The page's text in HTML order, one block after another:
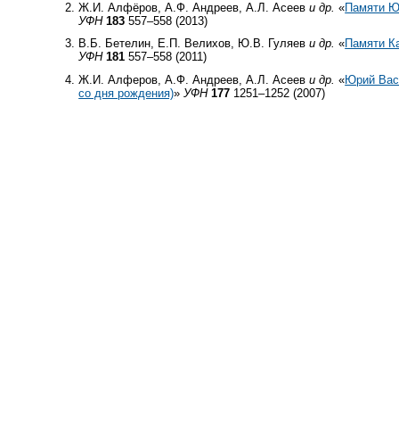
Ж.И. Алфёров, А.Ф. Андреев, А.Л. Асееви др. «Памяти
УФН 183 557–558 (2013)
В.Б. Бетелин, Е.П. Велихов, Ю.В. Гуляеви др. «Памяти
УФН 181 557–558 (2011)
Ж.И. Алферов, А.Ф. Андреев, А.Л. Асееви др. «Юрий
со дня рождения)»УФН 177 1251–1252 (2007)